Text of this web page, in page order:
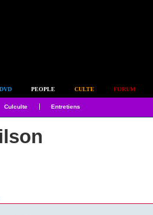
DVD PEOPLE CULTE FORUM
Culculte Entretiens